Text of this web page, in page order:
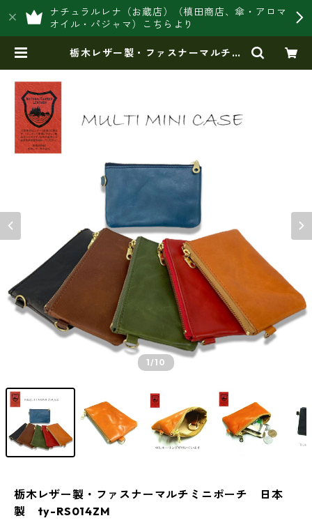
ナチュラルレナ（お蔵店）（槙田商店、傘・アロマ
オイル・パジャマ）こちらより
栃木レザー製・ファスナーマルチミ
1/10
栃木レザー製・ファスナーマルチミニポーチ 日本
製 ty-RS014ZM